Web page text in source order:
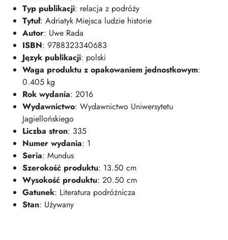
Typ publikacji: relacja z podróży
Tytuł: Adriatyk Miejsca ludzie historie
Autor: Uwe Rada
ISBN: 9788323340683
Język publikacji: polski
Waga produktu z opakowaniem jednostkowym:
0.405 kg
Rok wydania: 2016
Wydawnictwo: Wydawnictwo Uniwersytetu
Jagiellońskiego
Liczba stron: 335
Numer wydania: 1
Seria: Mundus
Szerokość produktu: 13.50 cm
Wysokość produktu: 20.50 cm
Gatunek: Literatura podróżnicza
Stan: Używany